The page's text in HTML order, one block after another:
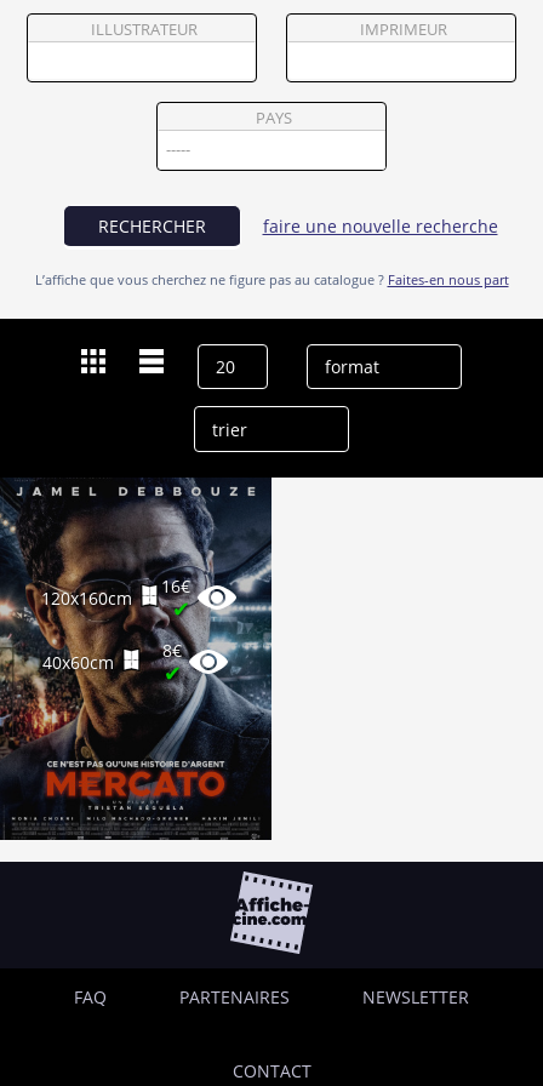
Vendre
ILLUSTRATEUR IMPRIMEUR
PAYS
RECHERCHER faire une nouvelle recherche
L’affiche que vous cherchez ne figure pas au catalogue ? Faites-en nous part
120x160cm
16€
✔
40x60cm
8€
✔
FAQ PARTENAIRES NEWSLETTER
CONTACT